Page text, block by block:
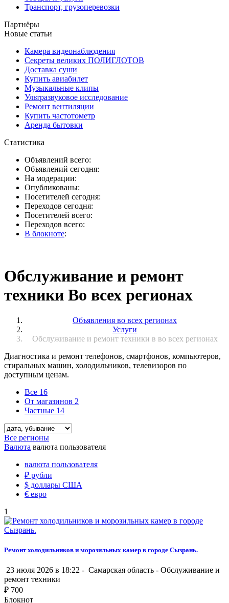
Транспорт, грузоперевозки
Партнёры
Новые статьи
Камера видеонаблюдения
Секреты великих ПОЛИГЛОТОВ
Доставка суши
Купить авиабилет
Музыкальные клипы
Ультразвуковое исследование
Ремонт вентиляции
Купить частотометр
Аренда бытовки
Статистика
Объявлений всего:
Объявлений сегодня:
На модерации:
Опубликованы:
Посетителей сегодня:
Переходов сегодня:
Посетителей всего:
Переходов всего:
В блокноте:
Обслуживание и ремонт
техники Во всех регионах
Объявления во всех регионах
Услуги
Обслуживание и ремонт техники в во всех регионах
Диагностика и ремонт телефонов, смартфонов, компьютеров,
стиральных машин, холодильников, телевизоров по
доступным ценам.
Все 16
От магазинов 2
Частные 14
Все регионы
Валюта валюта пользователя
валюта пользователя
₽ рубли
$ доллары США
€ евро
1
Ремонт холодильников и морозильных камер в городе Сызрань.
23 июля 2026 в 18:22 - Самарская область - Обслуживание и
ремонт техники
₽ 700
Блокнот